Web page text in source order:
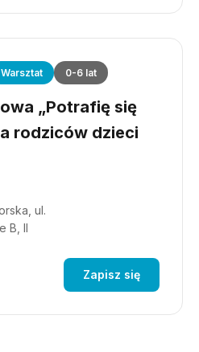
Warsztat 0-6 lat
„Potrafię się
rodziców dzieci
ul.
B, II
Zapisz się